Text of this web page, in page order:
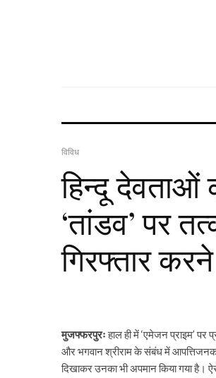
विविध
हिन्दू देवताओं
‘तांडव’ पर
गिरफ्तार
मुजफ्फरपुरःहाल ही में ‘एमेजन प्राइम’ पर
और भगवान श्रीराम के संबंध में आपत्तिजनक
दिखाकर उनका भी अपमान किया गया है।